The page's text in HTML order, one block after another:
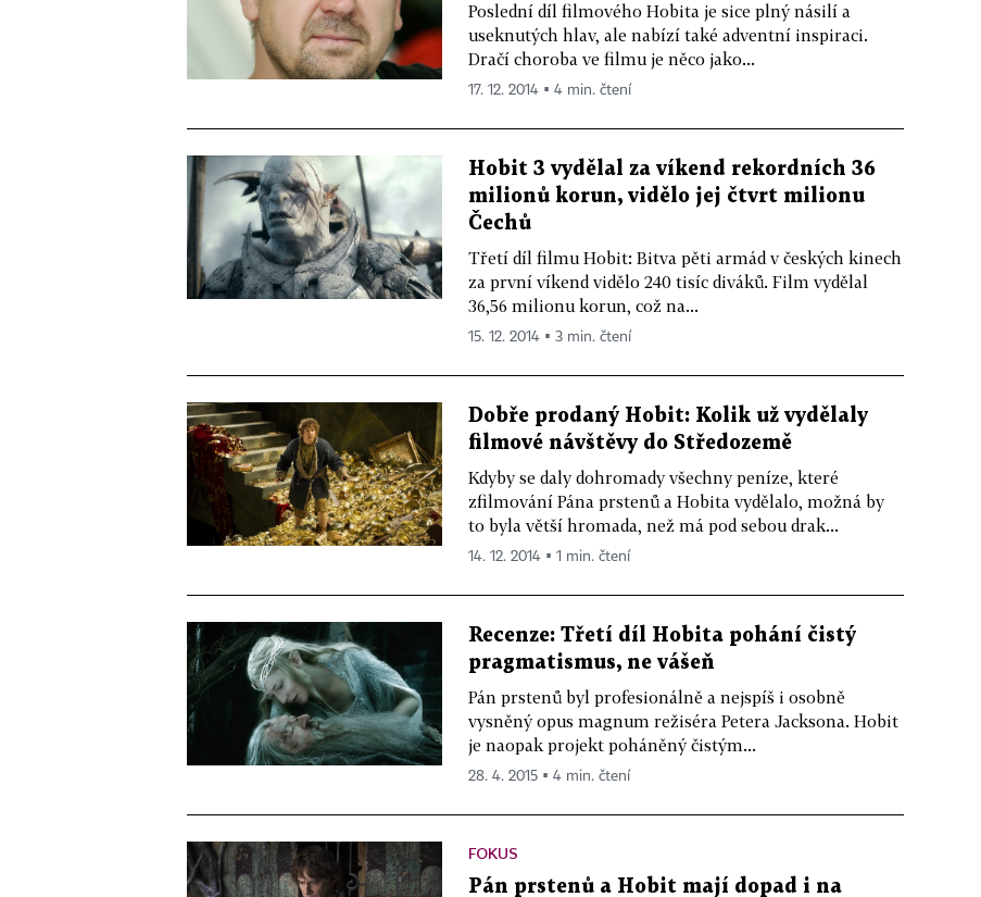
Poslední díl filmového Hobita je sice plný násilí a
useknutých hlav, ale nabízí také adventní inspiraci.
Dračí choroba ve filmu je něco jako...
17. 12. 2014 ▪ 4 min. čtení
Hobit 3 vydělal za víkend rekordních 36
milionů korun, vidělo jej čtvrt milionu
Čechů
Třetí díl filmu Hobit: Bitva pěti armád v českých kinech
za první víkend vidělo 240 tisíc diváků. Film vydělal
36,56 milionu korun, což na...
15. 12. 2014 ▪ 3 min. čtení
Dobře prodaný Hobit: Kolik už vydělaly
filmové návštěvy do Středozemě
Kdyby se daly dohromady všechny peníze, které
zfilmování Pána prstenů a Hobita vydělalo, možná by
to byla větší hromada, než má pod sebou drak...
14. 12. 2014 ▪ 1 min. čtení
Recenze: Třetí díl Hobita pohání čistý
pragmatismus, ne vášeň
Pán prstenů byl profesionálně a nejspíš i osobně
vysněný opus magnum režiséra Petera Jacksona. Hobit
je naopak projekt poháněný čistým...
28. 4. 2015 ▪ 4 min. čtení
FOKUS
Pán prstenů a Hobit mají dopad i na